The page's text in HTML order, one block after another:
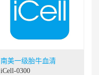
南美一级胎牛血清
iCell-0300